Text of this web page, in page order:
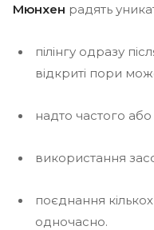
Мюнхен радять
пілінгу одразу
відкриті пори
надто частого
використання
поєднання
одночасно.